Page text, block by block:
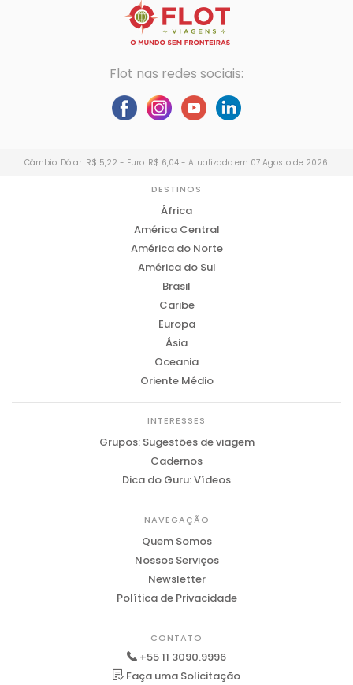
Flot nas redes sociais:
Câmbio: Dólar: R$ 5,22 - Euro: R$ 6,04 - Atualizado em 07 Agosto de 2026.
DESTINOS
África
América Central
América do Norte
América do Sul
Brasil
Caribe
Europa
Ásia
Oceania
Oriente Médio
INTERESSES
Grupos: Sugestões de viagem
Cadernos
Dica do Guru: Vídeos
NAVEGAÇÃO
Quem Somos
Nossos Serviços
Newsletter
Política de Privacidade
CONTATO
+55 11 3090.9996
Faça uma Solicitação